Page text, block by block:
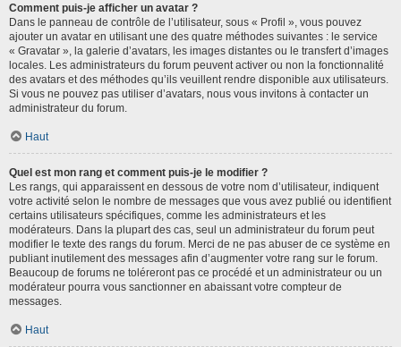
Comment puis-je afficher un avatar ?
Dans le panneau de contrôle de l’utilisateur, sous « Profil », vous pouvez
ajouter un avatar en utilisant une des quatre méthodes suivantes : le service
« Gravatar », la galerie d’avatars, les images distantes ou le transfert d’images
locales. Les administrateurs du forum peuvent activer ou non la fonctionnalité
des avatars et des méthodes qu’ils veuillent rendre disponible aux utilisateurs.
Si vous ne pouvez pas utiliser d’avatars, nous vous invitons à contacter un
administrateur du forum.
Haut
Quel est mon rang et comment puis-je le modifier ?
Les rangs, qui apparaissent en dessous de votre nom d’utilisateur, indiquent
votre activité selon le nombre de messages que vous avez publié ou identifient
certains utilisateurs spécifiques, comme les administrateurs et les
modérateurs. Dans la plupart des cas, seul un administrateur du forum peut
modifier le texte des rangs du forum. Merci de ne pas abuser de ce système en
publiant inutilement des messages afin d’augmenter votre rang sur le forum.
Beaucoup de forums ne toléreront pas ce procédé et un administrateur ou un
modérateur pourra vous sanctionner en abaissant votre compteur de
messages.
Haut